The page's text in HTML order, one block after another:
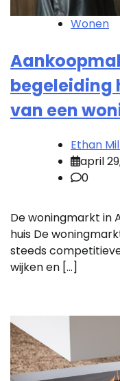
Wonen
begeleiding
van een
Ethan
april
0
De woningmarkt in
huis De
steeds
wijken en […]